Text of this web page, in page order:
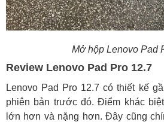
Mở hộp Lenovo Pad
Review Lenovo Pad Pro 12.7
Lenovo Pad Pro 12.7 có thiết kế
phiên bản trước đó. Điểm khác
lớn hơn và nặng hơn. Đây cũng